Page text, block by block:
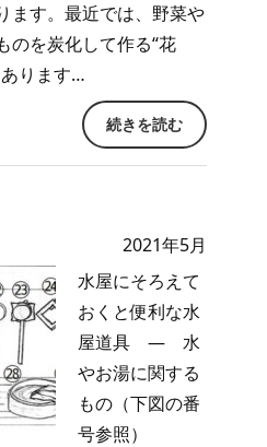
ます。最近では、野菜や
のを炭化して作る“花
ります…
続きを読む
2021年5月
水屋にそろえて
おくと便利な水
屋道具 ― 水
やお湯に関する
もの（下図の番
号参照）